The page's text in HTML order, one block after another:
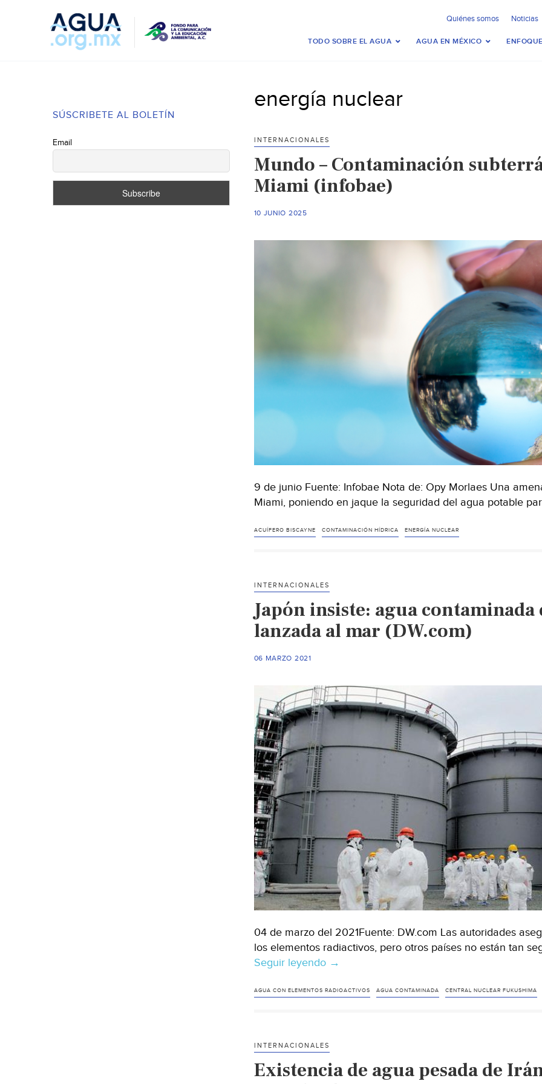
Quiénes somos Noticias
TODO SOBRE EL AGUA AGUA EN MÉXICO
SÚSCRIBETE AL BOLETÍN
Email
energía nuclear
INTERNACIONALES
Mundo – Contaminación
Miami (infobae)
10 JUNIO 2025
9 de junio Fuente: Infobae Nota de: Opy Morlaes Una
Miami, poniendo en jaque la seguridad del agua potable
ACUÍFERO BISCAYNE CONTAMINACIÓN HÍDRICA ENERGÍA NUCLEAR
INTERNACIONALES
Japón insiste: agua
lanzada al mar (DW.com)
06 MARZO 2021
04 de marzo del 2021Fuente: DW.com Las autoridades
los elementos radiactivos, pero otros países no están tan
Seguir leyendo Japón
agua
será
lanzada
→
AGUA CON ELEMENTOS RADIOACTIVOS AGUA CONTAMINADA CENTRAL NUCLEAR FUKUSHIMA
INTERNACIONALES
Existencia de agua pesada de